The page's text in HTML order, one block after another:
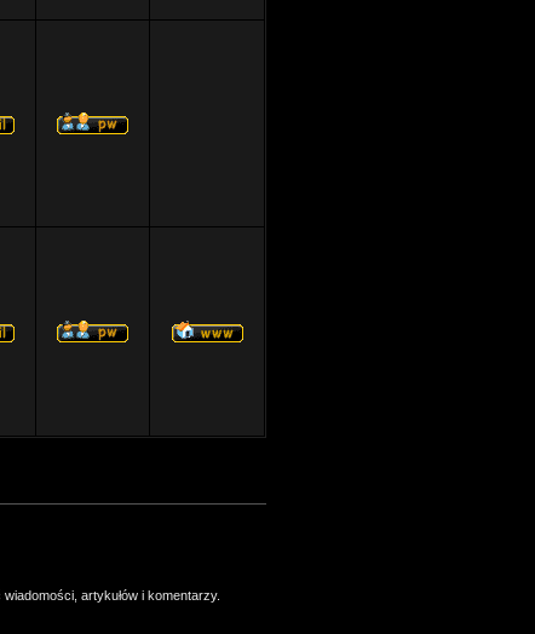
artykułów i komentarzy.